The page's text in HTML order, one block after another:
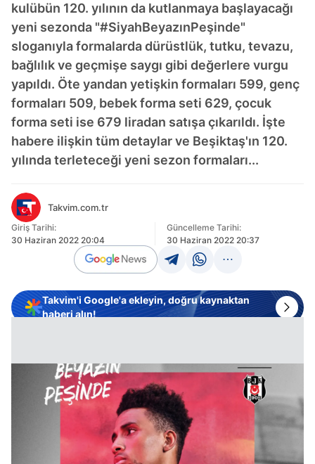
kulübün 120. yılının da kutlanmaya başlayacağı
yeni sezonda "#SiyahBeyazınPeşinde"
sloganıyla formalarda dürüstlük, tutku, tevazu,
bağlılık ve geçmişe saygı gibi değerlere vurgu
yapıldı. Öte yandan yetişkin formaları 599, genç
formaları 509, bebek forma seti 629, çocuk
forma seti ise 679 liradan satışa çıkarıldı. İşte
habere ilişkin tüm detaylar ve Beşiktaş'ın 120.
yılında terleteceği yeni sezon formaları...
Takvim.com.tr
Giriş Tarihi:
30 Haziran 2022 20:04
Güncelleme Tarihi:
30 Haziran 2022 20:37
Takvim'i Google'a ekleyin, doğru kaynaktan
haberi alın!